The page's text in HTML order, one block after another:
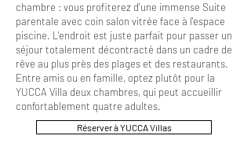
chambre : vous profiterez d'une immense Suite
parentale avec coin salon vitrée face à l'espace
piscine. L'endroit est juste parfait pour passer un
séjour totalement décontracté dans un cadre de
rêve au plus près des plages et des restaurants.
Entre amis ou en famille, optez plutôt pour la
YUCCA Villa deux chambres, qui peut accueillir
confortablement quatre adultes.
Réserver à YUCCA Villas